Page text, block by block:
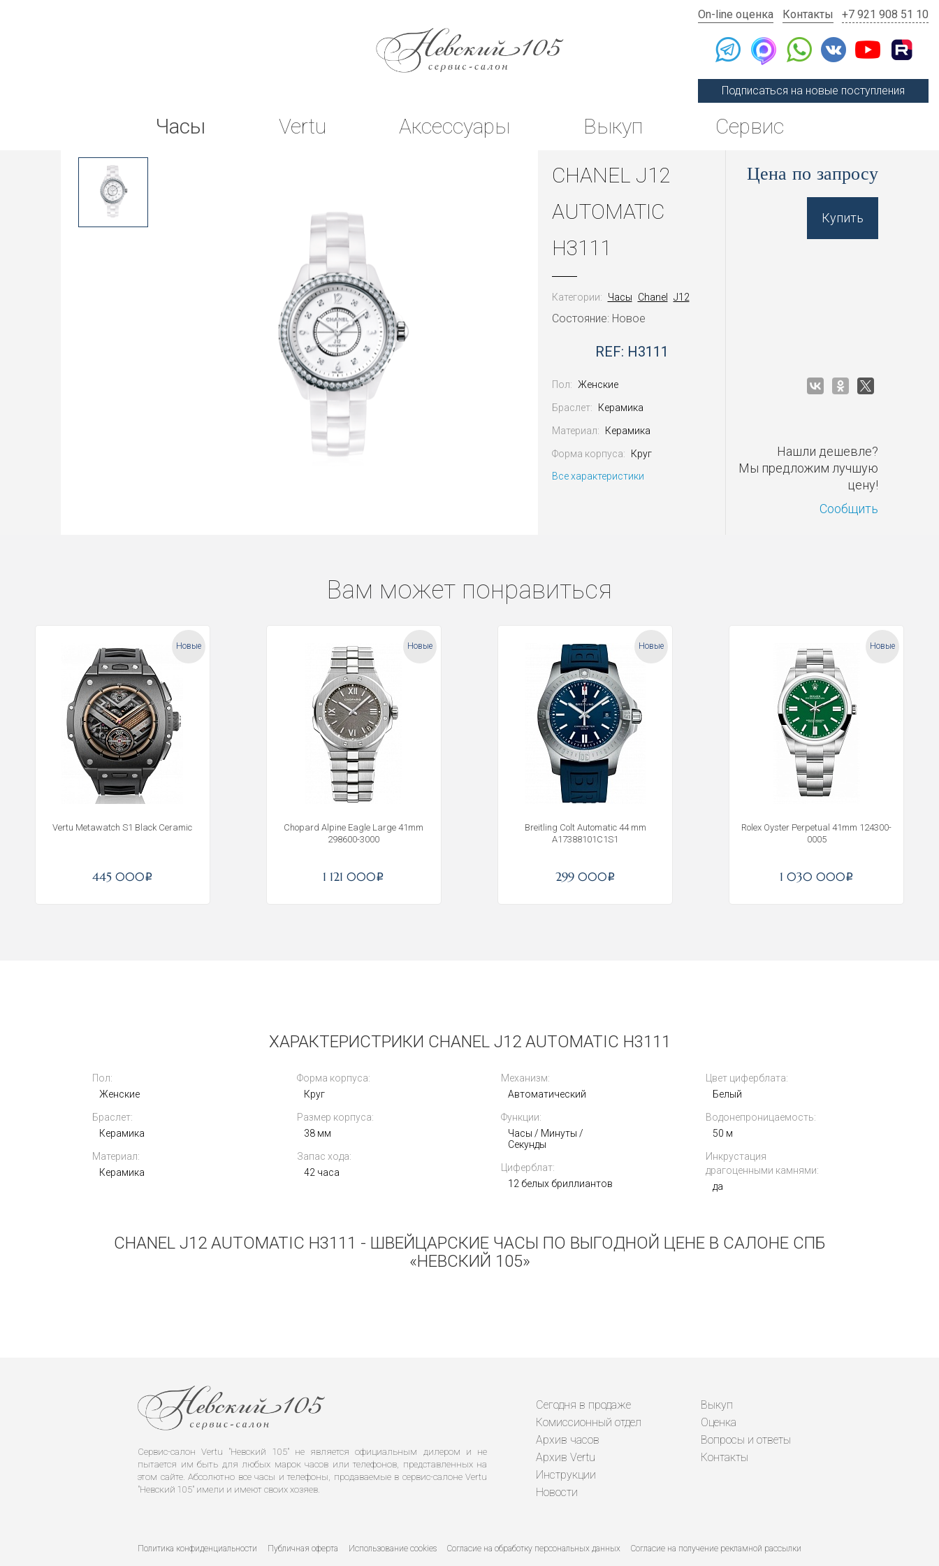
On-line оценка Контакты +7 921 908 51 10
Подписаться на новые поступления
Часы Vertu Аксессуары Выкуп
Сервис
CHANEL J12
AUTOMATIC
H3111
Категории: Часы Chanel J12
Состояние: Новое
REF: H3111
Пол: Женские
Браслет: Керамика
Материал: Керамика
Форма корпуса:
Круг
Все характеристики
Цена по запросу
Купить
Нашли дешевле?
Мы предложим лучшую
цену!
Сообщить
Вам может понравиться
Новые
Vertu Metawatch S1 Black Ceramic
445 000i
Новые
Chopard Alpine Eagle Large 41mm
298600-3000
1 121 000i
Новые
Breitling Colt Automatic 44 mm
A17388101C1S1
299 000i
Новые
Rolex Oyster Perpetual 41mm 124300-
0005
1 030 000i
Rolex Explorer II Oyster 42mm 226570-
0001
ХАРАКТЕРИСТРИКИ CHANEL J12 AUTOMATIC H3111
Пол:
Женские
Браслет:
Керамика
Материал:
Керамика
Форма корпуса:
Круг
Размер корпуса:
38 мм
Запас хода:
42 часа
Механизм:
Автоматический
Функции:
Часы / Минуты /
Секунды
Циферблат:
12 белых бриллиантов
Цвет циферблата:
Белый
Водонепроницаемость:
50 м
Инкрустация
драгоценными камнями:
да
CHANEL J12 AUTOMATIC H3111 - ШВЕЙЦАРСКИЕ ЧАСЫ ПО ВЫГОДНОЙ ЦЕНЕ В САЛОНЕ СПБ
«НЕВСКИЙ 105»
Сервис-салон Vertu "Невский 105" не является официальным дилером и не
пытается им быть для любых марок часов или телефонов, представленных на
этом сайте. Абсолютно все часы и телефоны, продаваемые в сервис-салоне Vertu
"Невский 105" имели и имеют своих хозяев.
Сегодня в продаже
Комиссионный отдел
Архив часов
Архив Vertu
Инструкции
Новости
Выкуп
Оценка
Вопросы и ответы
Контакты
Политика конфиденциальности Публичная оферта Использование cookies Согласие на обработку персональных данных Согласие на получение рекламной рассылки